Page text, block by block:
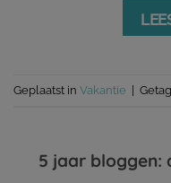
Geplaatst in Vakantie |
5 jaar bloggen: